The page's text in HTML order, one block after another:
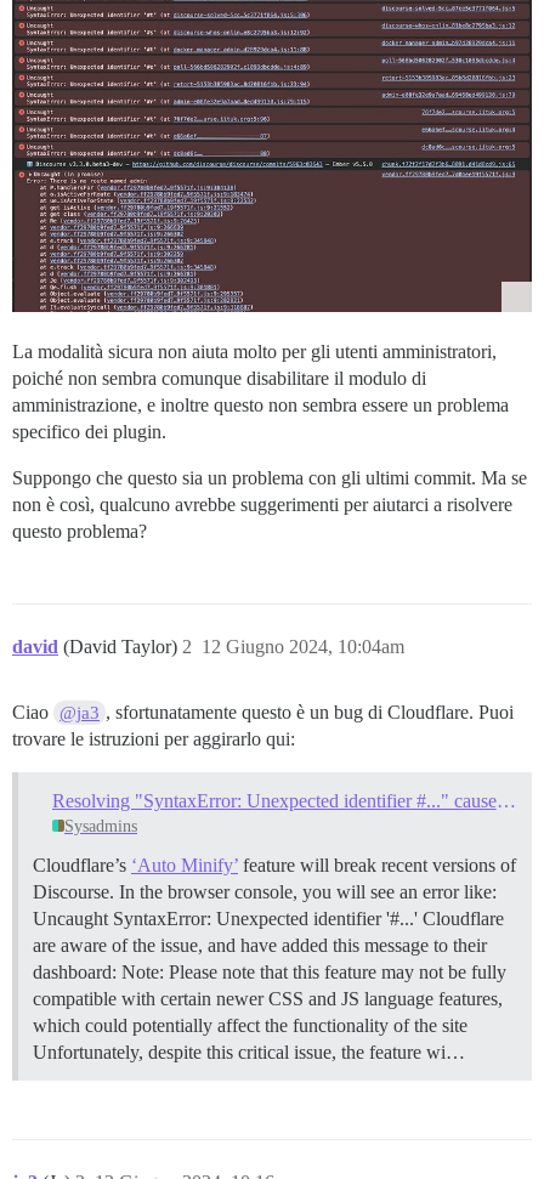
La modalità sicura non aiuta molto per gli utenti amministratori,
poiché non sembra comunque disabilitare il modulo di
amministrazione, e inoltre questo non sembra essere un problema
specifico dei plugin.
Suppongo che questo sia un problema con gli ultimi commit. Ma se
non è così, qualcuno avrebbe suggerimenti per aiutarci a risolvere
questo problema?
david (David Taylor) 12 Giugno 2024, 10:04am
2
Ciao @ja3 , sfortunatamente questo è un bug di Cloudflare. Puoi
trovare le istruzioni per aggirarlo qui:
Resolving "SyntaxError: Unexpected identifier #..." caused by Cloudflare Auto Minify
Sysadmins
Cloudflare’s ‘Auto Minify’ feature will break recent versions of
Discourse. In the browser console, you will see an error like:
Uncaught SyntaxError: Unexpected identifier '#...' Cloudflare
are aware of the issue, and have added this message to their
dashboard: Note: Please note that this feature may not be fully
compatible with certain newer CSS and JS language features,
which could potentially affect the functionality of the site
Unfortunately, despite this critical issue, the feature wi…